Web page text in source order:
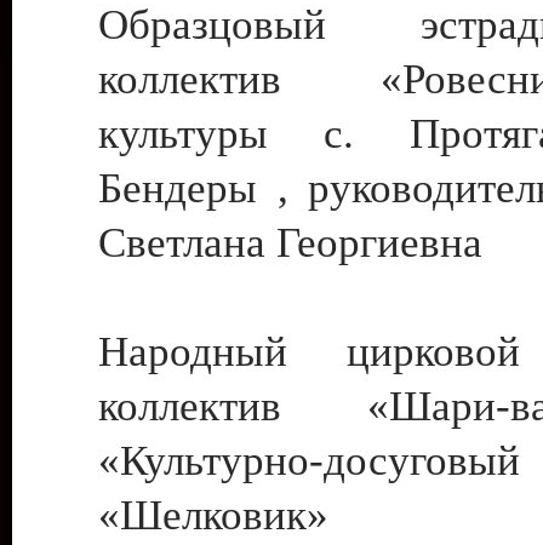
Образцовый
коллектив
культуры с.
Бендеры ,
Светлана Георгиевна
Народный цирковой
коллектив
«Культурно-
«Шелковик»